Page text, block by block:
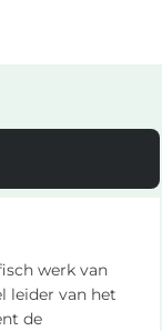
werk van
leider van het
de